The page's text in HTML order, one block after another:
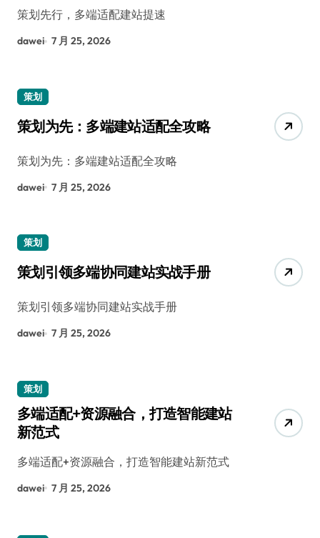
策划先行，多端适配建站提速
dawei 7 月 25, 2026
策划
策划为先：多端建站适配全攻略
策划为先：多端建站适配全攻略
dawei 7 月 25, 2026
策划
策划引领多端协同建站实战手册
策划引领多端协同建站实战手册
dawei 7 月 25, 2026
策划
多端适配+资源融合，打造智能建站
新范式
多端适配+资源融合，打造智能建站新范式
dawei 7 月 25, 2026